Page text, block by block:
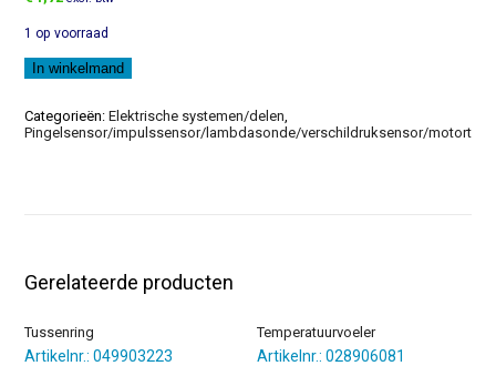
was:
€2,46.
is:
€1,72.
1 op voorraad
Houder
aantal
In winkelmand
Categorieën:Elektrische systemen/delen,
Pingelsensor/impulssensor/lambdasonde/verschildruksensor/
Gerelateerde producten
Tussenring
Artikelnr.: 049903223
Temperatuurvoeler
Artikelnr.: 028906081